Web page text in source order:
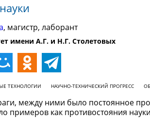
, магистр, лаборант
имени А.Г. и Н.Г. Столетовых
ТЕХНОЛОГИИ НАУЧНО-ТЕХНИЧЕСКИЙ ПРОГРЕСС
между ними было постоянное
примеров как противостояния